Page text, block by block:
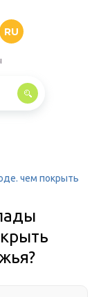
RU
чем покрыть